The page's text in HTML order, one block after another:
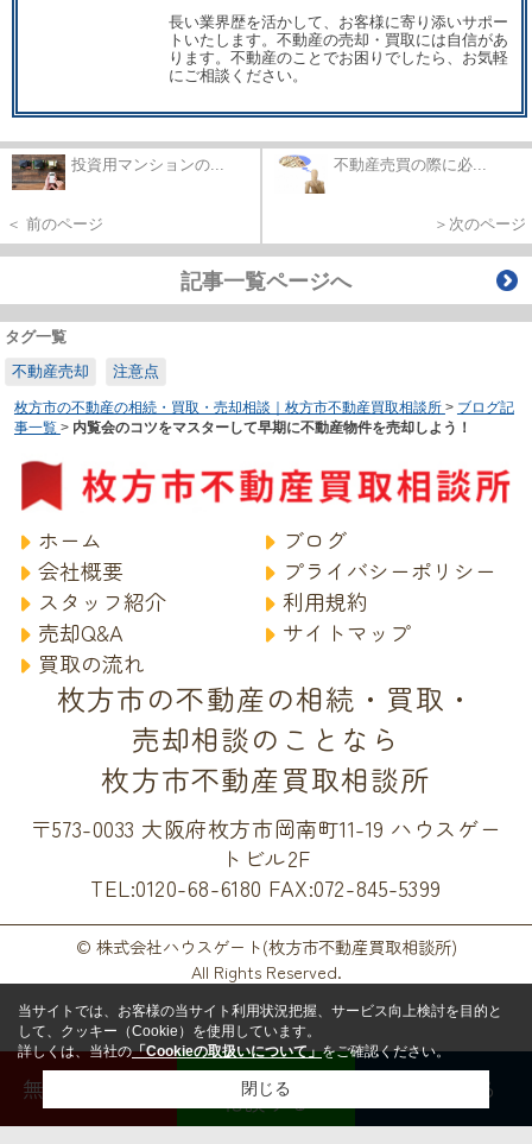
長い業界歴を活かして、お客様に寄り添いサポー
トいたします。不動産の売却・買取には自信があ
ります。不動産のことでお困りでしたら、お気軽
にご相談ください。
投資用マンションの...
＜ 前のページ
不動産売買の際に必...
＞次のページ
記事一覧ページへ
タグ一覧
不動産売却
注意点
枚方市の不動産の相続・買取・売却相談｜枚方市不動産買取相談所 > ブログ記
事一覧 > 内覧会のコツをマスターして早期に不動産物件を売却しよう！
ホーム
ブログ
会社概要
プライバシーポリシー
スタッフ紹介
利用規約
売却Q&A
サイトマップ
買取の流れ
枚方市の不動産の相続・買取・
売却相談のことなら
枚方市不動産買取相談所
〒573-0033 大阪府枚方市岡南町11-19 ハウスゲー
トビル2F
TEL:0120-68-6180 FAX:072-845-5399
© 株式会社ハウスゲート(枚方市不動産買取相談所)
All Rights Reserved.
無料査定する
LINEで
相談する
電話する
当サイトでは、お客様の当サイト利用状況把握、サービス向上検討を目的と
して、クッキー（Cookie）を使用しています。
詳しくは、当社の「Cookieの取扱いについて」をご確認ください。
閉じる